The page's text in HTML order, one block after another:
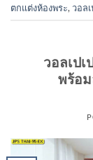
ตกแต่งห้องพระ, วอล
วอลเป
พร้อ